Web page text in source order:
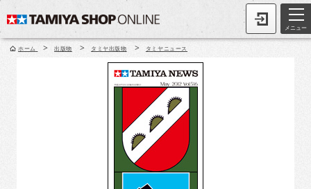
メニュー
ホーム > 出版物 > タミヤ出版物 > タミヤニュース